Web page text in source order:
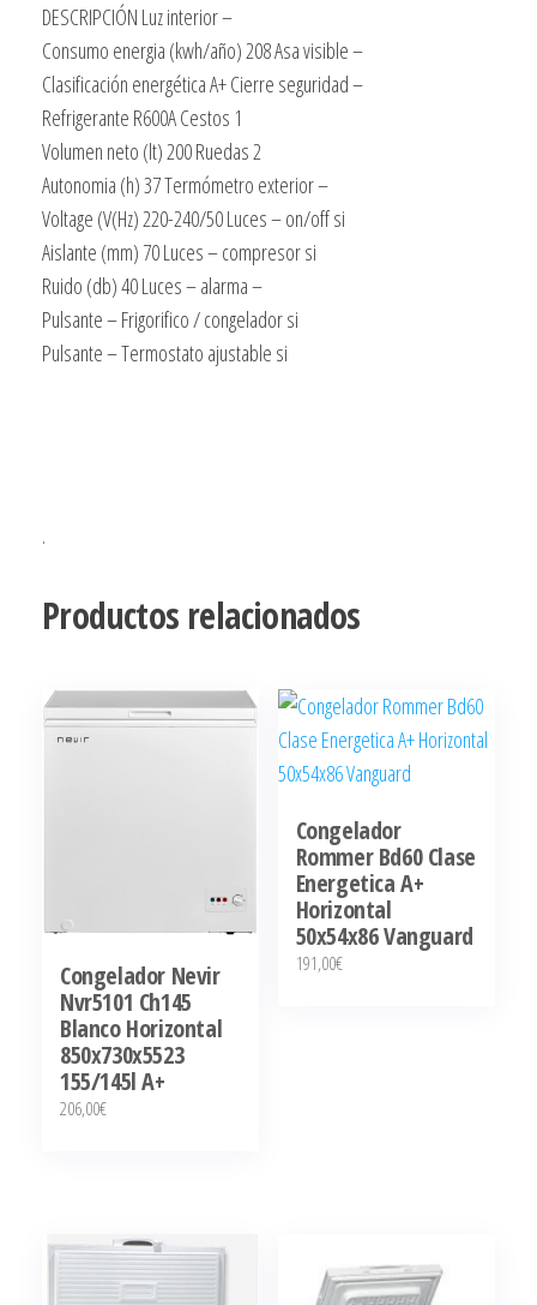
DESCRIPCIÓN Luz interior –
Consumo energia (kwh/año) 208 Asa visible –
Clasificación energética A+ Cierre seguridad –
Refrigerante R600A Cestos 1
Volumen neto (lt) 200 Ruedas 2
Autonomia (h) 37 Termómetro exterior –
Voltage (V(Hz) 220-240/50 Luces – on/off si
Aislante (mm) 70 Luces – compresor si
Ruido (db) 40 Luces – alarma –
Pulsante – Frigorifico / congelador si
Pulsante – Termostato ajustable si
.
Productos relacionados
Congelador Nevir
Nvr5101 Ch145
Blanco Horizontal
850x730x5523
155/145l A+
206,00€
Congelador
Rommer Bd60 Clase
Energetica A+
Horizontal
50x54x86 Vanguard
191,00€